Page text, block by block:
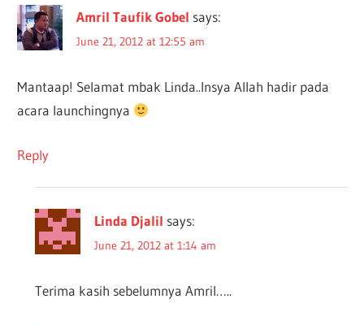
Amril Taufik Gobel says:
June 21, 2012 at 12:55 am
Mantaap! Selamat mbak Linda..Insya Allah hadir pada
acara launchingnya
Reply
Linda Djalil says:
June 21, 2012 at 1:14 am
Terima kasih sebelumnya Amril…..